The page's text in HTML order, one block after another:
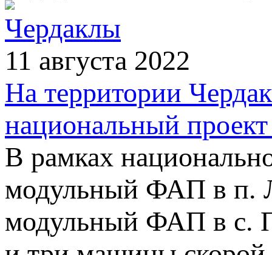
Чердаклы
11 августа 2022
На территории
национальный
В рамках
модульный ФАП в п.
модульный ФАП в с.